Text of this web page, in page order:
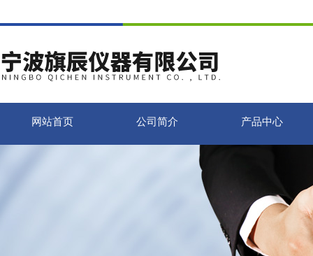
网站首页 公司简介 产品中心